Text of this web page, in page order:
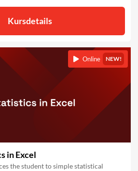
Kursdetails
Online NEW!
in Excel
the student to simple statistical